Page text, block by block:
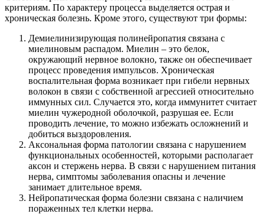
критериям. По характеру процесса выделяется острая и
хроническая болезнь. Кроме этого, существуют три формы:
Демиелинизирующая полинейропатия связана с
миелиновым распадом. Миелин – это белок,
окружающий нервное волокно, также он обеспечивает
процесс проведения импульсов. Хроническая
воспалительная форма возникает при гибели нервных
волокон в связи с собственной агрессией относительно
иммунных сил. Случается это, когда иммунитет считает
миелин чужеродной оболочкой, разрушая ее. Если
проводить лечение, то можно избежать осложнений и
добиться выздоровления.
Аксональная форма патологии связана с нарушением
функциональных особенностей, которыми располагает
аксон и стержень нерва. В связи с нарушением питания
нерва, симптомы заболевания опасны и лечение
занимает длительное время.
Нейропатическая форма болезни связана с наличием
пораженных тел клетки нерва.